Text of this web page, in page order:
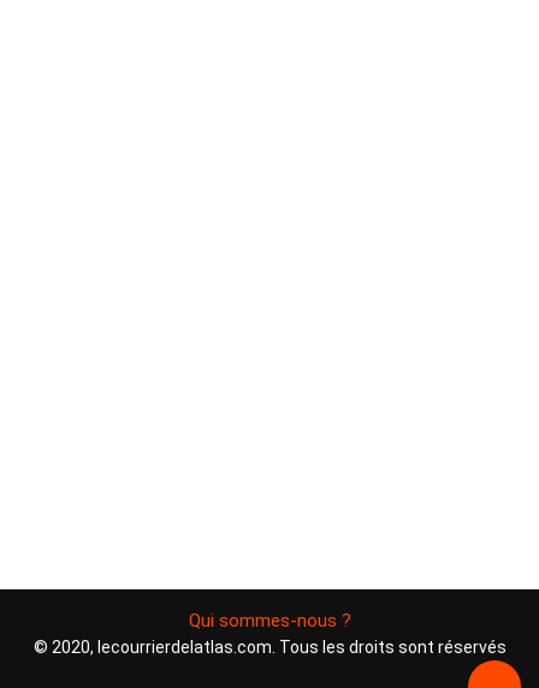
Qui sommes-nous ?
© 2020, lecourrierdelatlas.com. Tous les droits sont réservés